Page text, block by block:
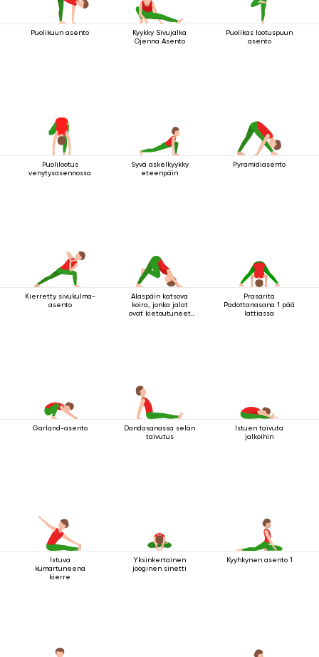
Puolikuun asento
Kyykky Sivujalka
Ojenna Asento
Puolikas lootuspuun
asento
Puolilootus
venytysasennossa
Syvä askelkyykky
eteenpäin
Pyramidiasento
Kierretty sivukulma-
asento
Alaspäin katsova
koira, jonka jalat
ovat kietoutuneet
Prasarita
Padottanasana 1 pää
lattiassa
Garland-asento
Dandasanassa selän
taivutus
Istuen taivuta
jalkoihin
Istuva
kumartuneena
kierre
Yksinkertainen
jooginen sinetti
Kyyhkynen asento 1